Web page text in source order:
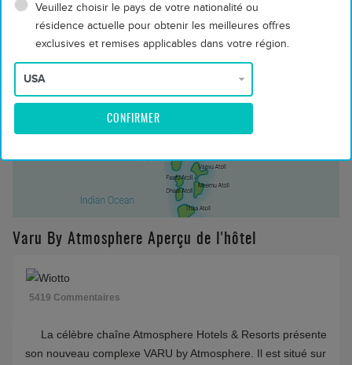
Gym
Tennis
Swimming pool
Free WiFi
House reef
Montrer plus
Varu By Atmosphere VOIR SUR LA CARTE
Varu By Atmosphere Aperçu de l'hôtel
La célèbre chaîne Atmosphere Hotels & Resorts présente
son nouveau complexe VARU by Atmosphere. Il est situé sur
5419 Commentaires
Veuillez choisir le pays de votre nationalité ou
résidence actuelle pour obtenir les meilleures offres
exclusives et remises applicables dans votre région.
CONFIRMER